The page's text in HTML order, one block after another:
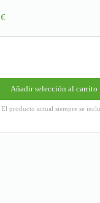
€
Añadir selección al carrito
El producto actual siempre se